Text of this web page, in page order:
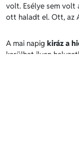
volt. Esélye sem volt
ott haladt el. Ott, az
A mai napig kiráz a
kerülhet ilyen